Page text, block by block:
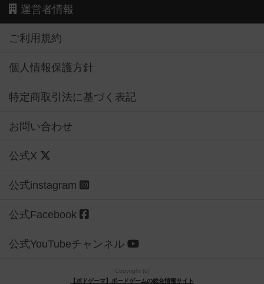
運営者情報
ご利用規約
個人情報保護方針
特定商取引法に基づく表記
お問い合わせ
公式X
公式instagram
公式Facebook
公式YouTubeチャンネル
Copyright (c)
【ボドゲーマ】ボードゲームの総合情報サイト